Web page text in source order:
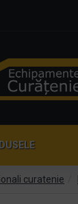
curatenie